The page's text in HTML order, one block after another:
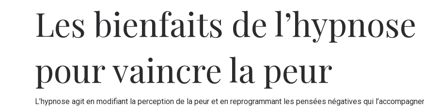
Les bienfaits de l’hypnose
pour vaincre la peur
L’hypnose agit en modifiant la perception de la peur et en reprogrammant les pensées négatives qui